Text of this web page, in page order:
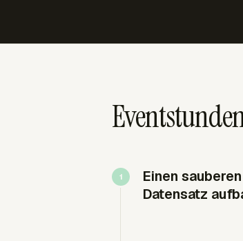
Einen
Datensatz